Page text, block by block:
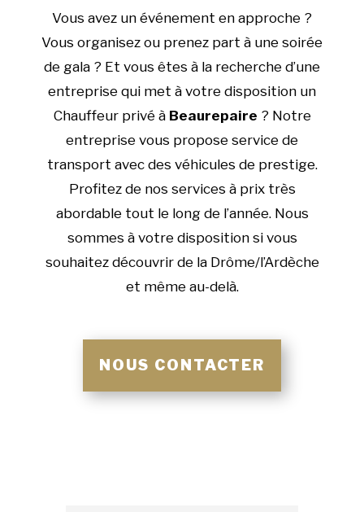
Vous avez un événement en approche ?
Vous organisez ou prenez part à une soirée
de gala ? Et vous êtes à la recherche d’une
entreprise qui met à votre disposition un
Chauffeur privé à Beaurepaire ? Notre
entreprise vous propose service de
transport avec des véhicules de prestige.
Profitez de nos services à prix très
abordable tout le long de l’année. Nous
sommes à votre disposition si vous
souhaitez découvrir de la Drôme/l’Ardèche
et même au-delà.
NOUS CONTACTER